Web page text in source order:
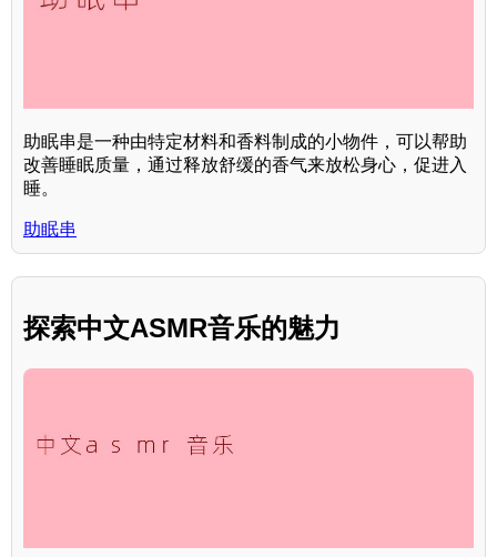
助眠串是一种由特定材料和香料制成的小物件，可以帮助
改善睡眠质量，通过释放舒缓的香气来放松身心，促进入
睡。
助眠串
探索中文ASMR音乐的魅力